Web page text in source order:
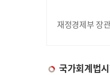
재정경제부 장
국가회계법